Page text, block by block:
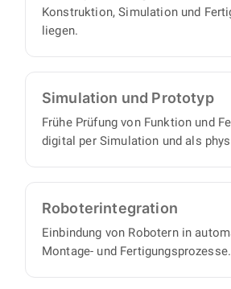
Konstruktion, Simulation und
liegen.
Simulation und Prototyp
Frühe Prüfung von Funktion und
digital per Simulation und als
Roboter­integration
Einbindung von Robotern in
Montage- und Fertigungsprozesse.